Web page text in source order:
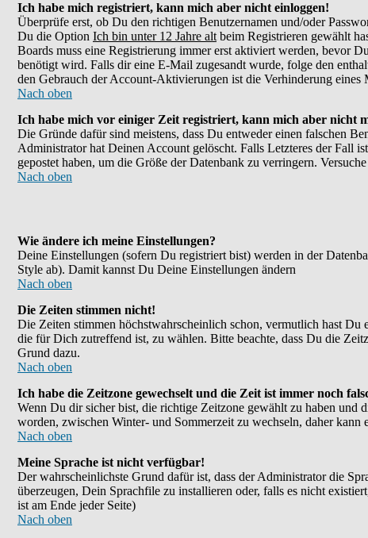
Ich habe mich registriert, kann mich aber nicht einloggen!
Überprüfe erst, ob Du den richtigen Benutzernamen und/oder
Du die Option Ich bin unter 12 Jahre alt beim Registrieren gewählt
Boards muss eine Registrierung immer erst aktiviert werden, bevor
benötigt wird. Falls dir eine E-Mail zugesandt wurde, folge den
den Gebrauch der Account-Aktivierungen ist die Verhinderung
Nach oben
Ich habe mich vor einiger Zeit registriert, kann mich aber nicht
Die Gründe dafür sind meistens, dass Du entweder einen falschen
Administrator hat Deinen Account gelöscht. Falls Letzteres der Fall
gepostet haben, um die Größe der Datenbank zu verringern.
Nach oben
Wie ändere ich meine Einstellungen?
Deine Einstellungen (sofern Du registriert bist) werden in der
Style ab). Damit kannst Du Deine Einstellungen ändern
Nach oben
Die Zeiten stimmen nicht!
Die Zeiten stimmen höchstwahrscheinlich schon, vermutlich hast
die für Dich zutreffend ist, zu wählen. Bitte beachte, dass Du die
Grund dazu.
Nach oben
Ich habe die Zeitzone gewechselt und die Zeit ist immer noch
Wenn Du dir sicher bist, die richtige Zeitzone gewählt zu haben und
worden, zwischen Winter- und Sommerzeit zu wechseln, daher
Nach oben
Meine Sprache ist nicht verfügbar!
Der wahrscheinlichste Grund dafür ist, dass der Administrator die
überzeugen, Dein Sprachfile zu installieren oder, falls es nicht
ist am Ende jeder Seite)
Nach oben